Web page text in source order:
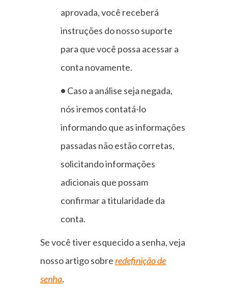
aprovada, você receberá
instruções do nosso suporte
para que você possa acessar a
conta novamente.
• Caso a análise seja negada,
nós iremos contatá-lo
informando que as informações
passadas não estão corretas,
solicitando informações
adicionais que possam
confirmar a titularidade da
conta.
Se você tiver esquecido a senha, veja
nosso artigo sobreredefinição de
senha.